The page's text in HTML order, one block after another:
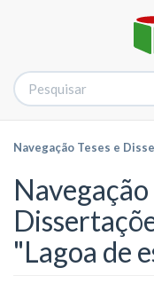
Navegação Teses e
Navegação
"Lagoa de